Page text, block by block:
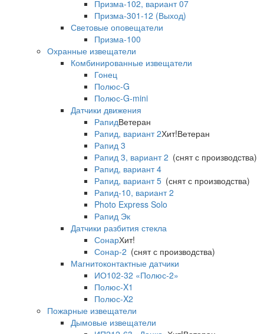
Призма-102, вариант 07
Призма-301-12 (Выход)
Световые оповещатели
Призма-100
Охранные извещатели
Комбинированные извещатели
Гонец
Полюс-G
Полюс-G-mini
Датчики движения
РапидВетеран
Рапид, вариант 2Хит!Ветеран
Рапид 3
Рапид 3, вариант 2 (снят с производства)
Рапид, вариант 4
Рапид, вариант 5 (снят с производства)
Рапид-10, вариант 2
Photo Express Solo
Рапид Эк
Датчики разбития стекла
СонарХит!
Сонар-2 (снят с производства)
Магнитоконтактные датчики
ИО102-32 «Полюс-2»
Полюс-X1
Полюс-X2
Пожарные извещатели
Дымовые извещатели